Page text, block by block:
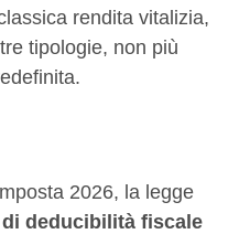
rendita vitalizia,
tipologie, non più
2026, la legge
di deducibilità fiscale